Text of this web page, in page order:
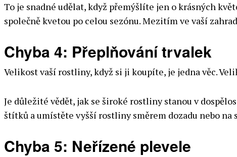
To je snadné udělat, když přemýšlíte jen o krásných
společně kvetou po celou sezónu. Mezitím ve vaší
Chyba 4: Přeplňování trvalek
Velikost vaší rostliny, když si ji koupíte, je jedna věc.
Je důležité vědět, jak se široké rostliny stanou v
štítků a umístěte vyšší rostliny směrem dozadu nebo
Chyba 5: Neřízené plevele